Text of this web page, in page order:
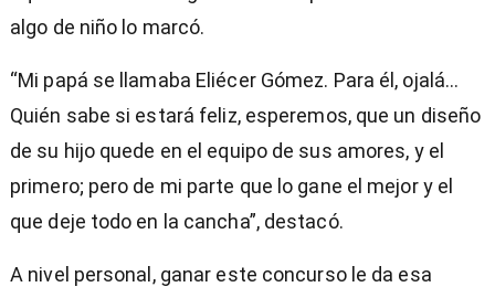
algo de niño lo marcó.
“Mi papá se llamaba Eliécer Gómez. Para él, ojalá…
Quién sabe si estará feliz, esperemos, que un diseño
de su hijo quede en el equipo de sus amores, y el
primero; pero de mi parte que lo gane el mejor y el
que deje todo en la cancha”, destacó.
A nivel personal, ganar este concurso le da esa